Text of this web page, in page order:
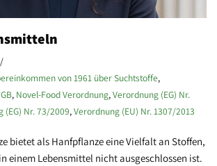
von 1961 über Suchtstoffe,
, Novel-Food Verordnung,Verordnung (EG) Nr.
(EG) Nr. 73/2009,Verordnung (EU) Nr. 1307/2013
bietet als Hanfpflanze eine Vielfalt an Stoffen,
einem Lebensmittel nicht ausgeschlossen ist.